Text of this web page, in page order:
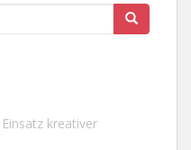
kreativer